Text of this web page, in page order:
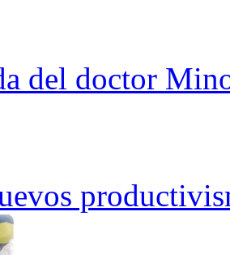
del doctor